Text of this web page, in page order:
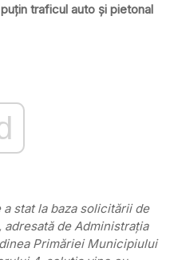
traficul auto și pietonal
stat la baza solicitării de
de Administrația
Primăriei Municipiului